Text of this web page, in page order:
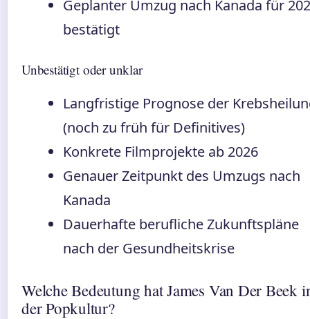
Geplanter Umzug nach Kanada für
bestätigt
Unbestätigt oder unklar
Langfristige Prognose der
(noch zu früh für Definitives)
Konkrete Filmprojekte ab 2026
Genauer Zeitpunkt des Umzugs nach
Kanada
Dauerhafte berufliche Zukunftspläne
nach der Gesundheitskrise
Welche Bedeutung hat James Van Der Beek
der Popkultur?